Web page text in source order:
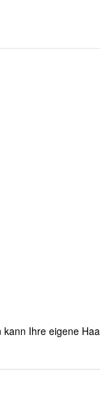
Ihre eigene